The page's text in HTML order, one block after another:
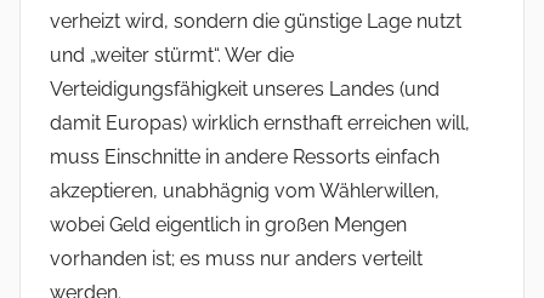
verheizt wird, sondern die günstige Lage nutzt
und „weiter stürmt“. Wer die
Verteidigungsfähigkeit unseres Landes (und
damit Europas) wirklich ernsthaft erreichen will,
muss Einschnitte in andere Ressorts einfach
akzeptieren, unabhägnig vom Wählerwillen,
wobei Geld eigentlich in großen Mengen
vorhanden ist; es muss nur anders verteilt
werden.